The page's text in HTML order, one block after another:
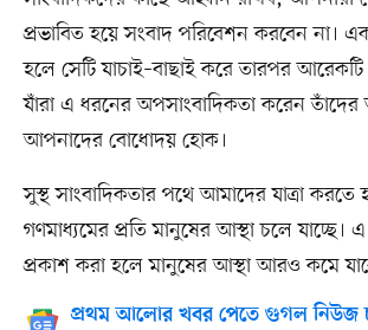
প্রভাবিত হয়ে সংবাদ পরিবেশন করবেন না।
হলে সেটি যাচাই–বাছাই করে তারপর
যাঁরা এ ধরনের অপসাংবাদিকতা করেন
আপনাদের বোধোদয় হোক।
সুস্থ সাংবাদিকতার পথে আমাদের যাত্রা করতে
গণমাধ্যমের প্রতি মানুষের আস্থা চলে যাচ্ছে।
প্রকাশ করা হলে মানুষের আস্থা আরও কমে
প্রথম আলোর খবর পেতে গুগল নিউজ